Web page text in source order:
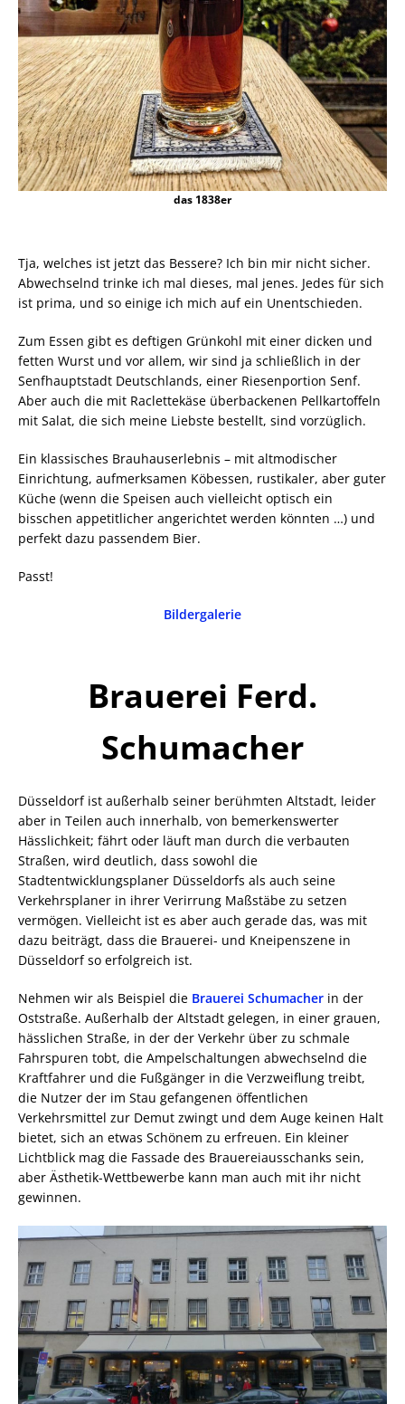
das 1838er
Tja, welches ist jetzt das Bessere? Ich bin mir nicht sicher.
Abwechselnd trinke ich mal dieses, mal jenes. Jedes für sich
ist prima, und so einige ich mich auf ein Unentschieden.
Zum Essen gibt es deftigen Grünkohl mit einer dicken und
fetten Wurst und vor allem, wir sind ja schließlich in der
Senfhauptstadt Deutschlands, einer Riesenportion Senf.
Aber auch die mit Raclettekäse überbackenen Pellkartoffeln
mit Salat, die sich meine Liebste bestellt, sind vorzüglich.
Ein klassisches Brauhauserlebnis – mit altmodischer
Einrichtung, aufmerksamen Köbessen, rustikaler, aber guter
Küche (wenn die Speisen auch vielleicht optisch ein
bisschen appetitlicher angerichtet werden könnten …) und
perfekt dazu passendem Bier.
Passt!
Bildergalerie
Brauerei Ferd.
Schumacher
Düsseldorf ist außerhalb seiner berühmten Altstadt, leider
aber in Teilen auch innerhalb, von bemerkenswerter
Hässlichkeit; fährt oder läuft man durch die verbauten
Straßen, wird deutlich, dass sowohl die
Stadtentwicklungsplaner Düsseldorfs als auch seine
Verkehrsplaner in ihrer Verirrung Maßstäbe zu setzen
vermögen. Vielleicht ist es aber auch gerade das, was mit
dazu beiträgt, dass die Brauerei- und Kneipenszene in
Düsseldorf so erfolgreich ist.
Nehmen wir als Beispiel die Brauerei Schumacher in der
Oststraße. Außerhalb der Altstadt gelegen, in einer grauen,
hässlichen Straße, in der der Verkehr über zu schmale
Fahrspuren tobt, die Ampelschaltungen abwechselnd die
Kraftfahrer und die Fußgänger in die Verzweiflung treibt,
die Nutzer der im Stau gefangenen öffentlichen
Verkehrsmittel zur Demut zwingt und dem Auge keinen Halt
bietet, sich an etwas Schönem zu erfreuen. Ein kleiner
Lichtblick mag die Fassade des Brauereiausschanks sein,
aber Ästhetik-Wettbewerbe kann man auch mit ihr nicht
gewinnen.